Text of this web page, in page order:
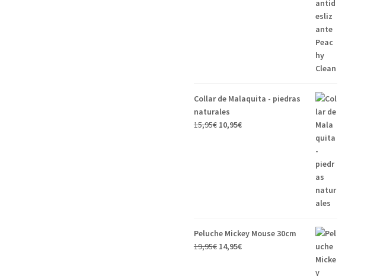
Collar de Malaquita - piedras
naturales
15,95€ 10,95€
Peluche Mickey Mouse 30cm
19,95€ 14,95€